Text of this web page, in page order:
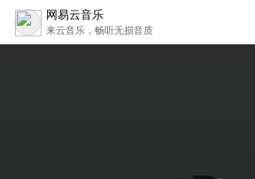
网易云音乐
来云音乐，畅听无损音质